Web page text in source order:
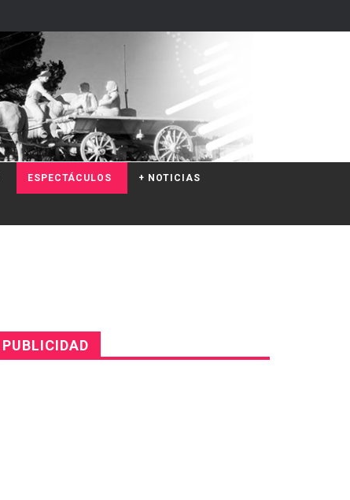
ESPECTÁCULOS + NOTICIAS
PUBLICIDAD